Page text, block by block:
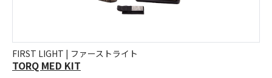
FIRST LIGHT | ファーストライト
TORQ MED KIT